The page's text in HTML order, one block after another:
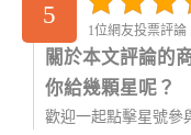
5
1位網友投票評論
關於本文評論的
你給幾顆星呢？
歡迎一起點擊星號參